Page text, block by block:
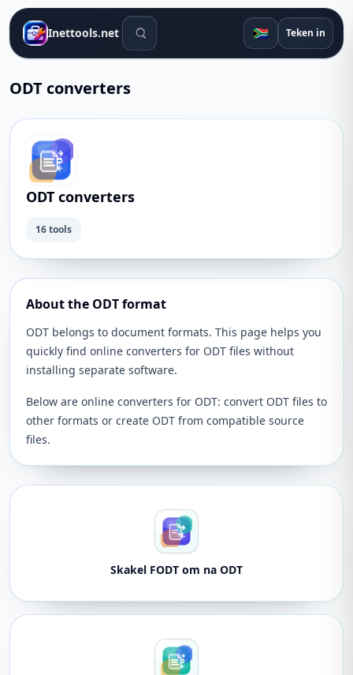
Inettools.net Soek gereedskap 🇿🇦 Teken in
ODT converters
ODT converters
16 tools
About the ODT format
ODT belongs to document formats. This page helps you
quickly find online converters for ODT files without
installing separate software.
Below are online converters for ODT: convert ODT files to
other formats or create ODT from compatible source
files.
Skakel FODT om na ODT